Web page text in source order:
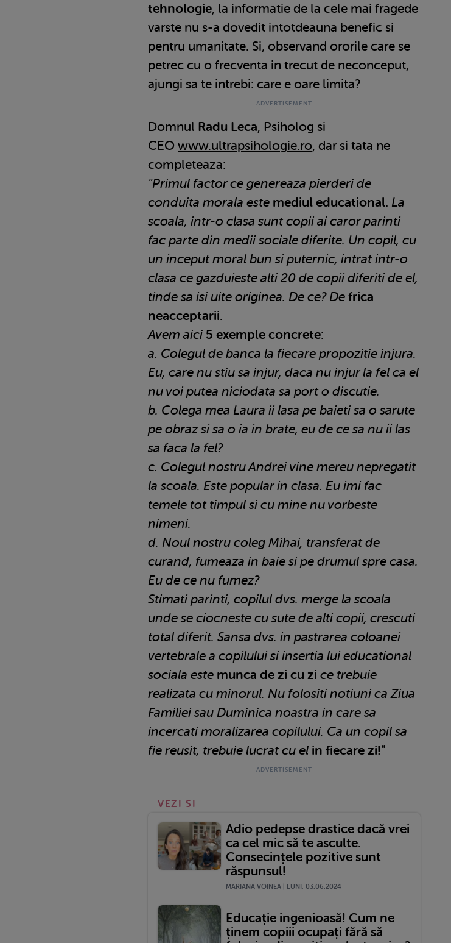
tehnologie, la informatie de la cele mai fragede
varste nu s-a dovedit intotdeauna benefic si
pentru umanitate. Si, observand ororile care se
petrec cu o frecventa in trecut de neconceput,
ajungi sa te intrebi: care e oare limita?
Domnul Radu Leca, Psiholog si
CEO www.ultrapsihologie.ro, dar si tata ne
completeaza:
"Primul factor ce genereaza pierderi de
conduita morala este mediul educational. La
scoala, intr-o clasa sunt copii ai caror parinti
fac parte din medii sociale diferite. Un copil, cu
un inceput moral bun si puternic, intrat intr-o
clasa ce gazduieste alti 20 de copii diferiti de el,
tinde sa isi uite originea. De ce? De frica
neacceptarii.
Avem aici 5 exemple concrete:
a. Colegul de banca la fiecare propozitie injura.
Eu, care nu stiu sa injur, daca nu injur la fel ca el
nu voi putea niciodata sa port o discutie.
b. Colega mea Laura ii lasa pe baieti sa o sarute
pe obraz si sa o ia in brate, eu de ce sa nu ii las
sa faca la fel?
c. Colegul nostru Andrei vine mereu nepregatit
la scoala. Este popular in clasa. Eu imi fac
temele tot timpul si cu mine nu vorbeste
nimeni.
d. Noul nostru coleg Mihai, transferat de
curand, fumeaza in baie si pe drumul spre casa.
Eu de ce nu fumez?
Stimati parinti, copilul dvs. merge la scoala
unde se ciocneste cu sute de alti copii, crescuti
total diferit. Sansa dvs. in pastrarea coloanei
vertebrale a copilului si insertia lui educational
sociala este munca de zi cu zi ce trebuie
realizata cu minorul. Nu folositi notiuni ca Ziua
Familiei sau Duminica noastra in care sa
incercati moralizarea copilului. Ca un copil sa
fie reusit, trebuie lucrat cu el in fiecare zi!"
VEZI SI
Adio pedepse drastice dacă vrei
ca cel mic să te asculte.
Consecințele pozitive sunt
răspunsul!
MARIANA VOINEA | LUNI, 03.06.2024
Educație ingenioasă! Cum ne
ținem copiii ocupați fără să